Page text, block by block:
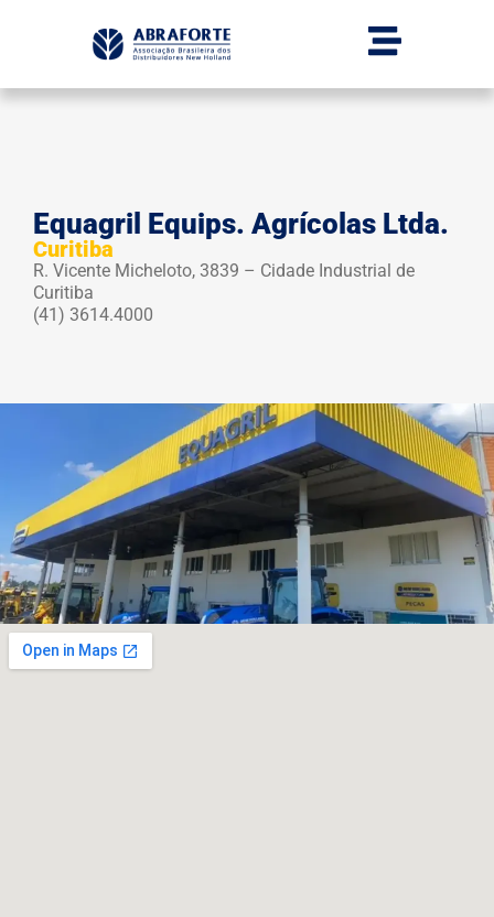
Equagril Equips. Agrícolas Ltda.
Curitiba
R. Vicente Micheloto, 3839 – Cidade Industrial de
Curitiba
(41) 3614.4000